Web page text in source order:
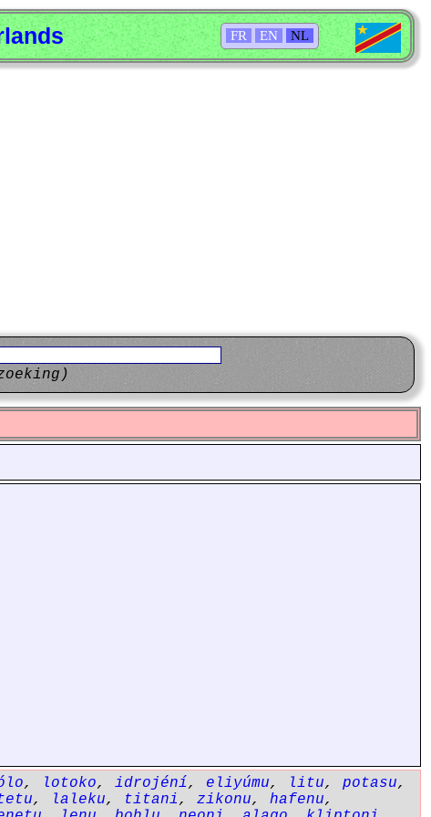
FR EN NL
, lotoko, idrojéní, eliyúmu, litu, potasu,
, laleku, titani, zikonu, hafenu,